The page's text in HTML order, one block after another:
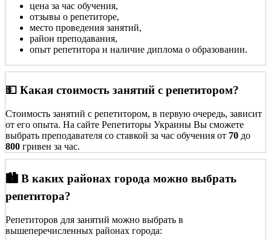
цена за час обучения,
отзывы о репетиторе,
место проведения занятий,
район преподавания,
опыт репетитора и наличие диплома о образовании.
💵 Какая стоимость занятий с репетитором?
Стоимость занятий с репетитором, в первую очередь, зависит
от его опыта. На сайте Репетиторы Украины Вы сможете
выбрать преподавателя со ставкой за час обучения от 70 до
800 гривен за час.
🏙️ В каких районах города можно выбрать
репетитора?
Репетиторов для занятий можно выбрать в
вышеперечисленных районах города: